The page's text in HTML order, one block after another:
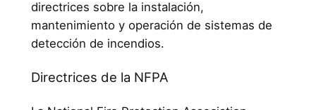
directrices sobre la instalación,
mantenimiento y operación de sistemas de
detección de incendios.
Directrices de la NFPA